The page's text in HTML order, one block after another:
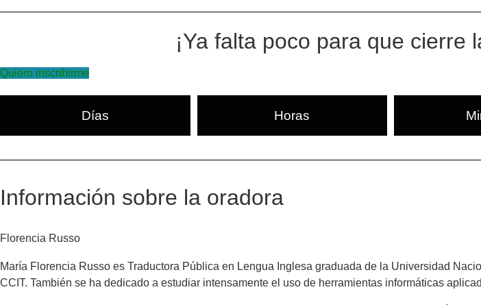
¡Ya falta poco para que cierre
Quiero inscribirme
Días Horas
Información sobre la oradora
Florencia Russo
María Florencia Russo es Traductora Pública en Lengua Inglesa graduada de la Universidad
CCIT. También se ha dedicado a estudiar intensamente el uso de herramientas informáticas